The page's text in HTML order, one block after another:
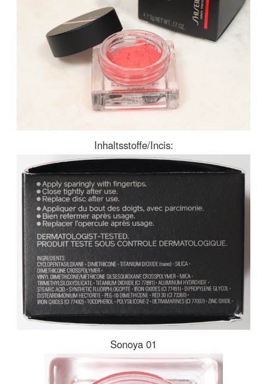
Inhaltsstoffe/Incis:
Sonoya 01